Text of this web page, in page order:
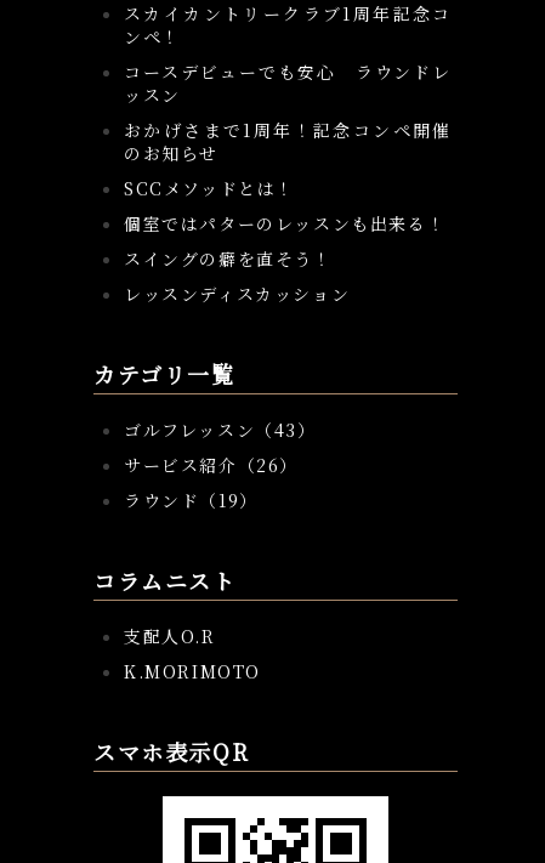
スカイカントリークラブ1周年記念コ
ンペ！
コースデビューでも安心 ラウンドレ
ッスン
おかげさまで1周年！記念コンペ開催
のお知らせ
SCCメソッドとは！
個室ではパターのレッスンも出来る！
スイングの癖を直そう！
レッスンディスカッション
カテゴリ一覧
ゴルフレッスン（43）
サービス紹介（26）
ラウンド（19）
コラムニスト
支配人O.R
K.MORIMOTO
スマホ表示QR